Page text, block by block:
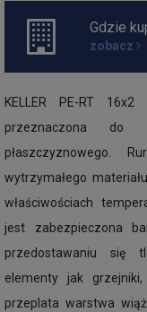
Gdzie
zobacz
KELLER PE-RT
przeznaczona do
płaszczyznowego.
wytrzymałego
właściwościach
jest zabezpieczona
przedostawaniu się
elementy jak
przeplata warstwa